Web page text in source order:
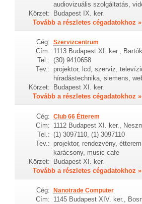
audiovizuális szolgáltatás,
Körzet:
Budapest IX. ker.
Tovább a részletes cégadatokhoz »
Cég: Szervizcentrum
Cím: 1113 Budapest XI. ker.,
Tel.: (30) 9410658
Tev.: projektor, lcd, szerviz,
híradástechnika, siemens,
Körzet:
Budapest XI. ker.
Tovább a részletes cégadatokhoz »
Cég: Club 66 Étterem
Cím: 1112 Budapest XI. ker.,
Tel.: (1) 3097110, (1) 3097110
Tev.: projektor, rendezvény,
karácsony, music cafe
Körzet:
Budapest XI. ker.
Tovább a részletes cégadatokhoz »
Cég: Nanotrade Computer
Cím: 1145 Budapest XIV. ker.,